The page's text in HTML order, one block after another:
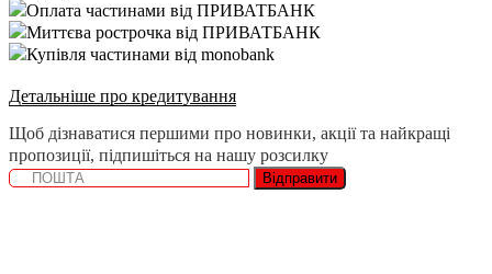
Оплата частинами від ПРИВАТБАНК
Миттєва рострочка від ПРИВАТБАНК
Купівля частинами від monobank
Детальніше про кредитування
Щоб дізнаватися першими про новинки, акції та найкращі
пропозиції, підпишіться на нашу розсилку
Відправити